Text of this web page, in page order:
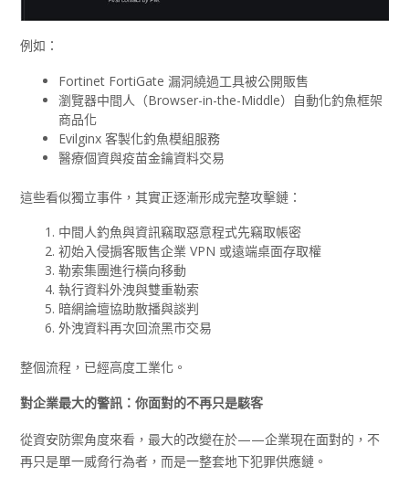
例如：
Fortinet FortiGate 漏洞繞過工具被公開販售
瀏覽器中間人（Browser-in-the-Middle）自動化釣魚框架
商品化
Evilginx 客製化釣魚模組服務
醫療個資與疫苗金鑰資料交易
這些看似獨立事件，其實正逐漸形成完整攻擊鏈：
中間人釣魚與資訊竊取惡意程式先竊取帳密
初始入侵掮客販售企業 VPN 或遠端桌面存取權
勒索集團進行橫向移動
執行資料外洩與雙重勒索
暗網論壇協助散播與談判
外洩資料再次回流黑市交易
整個流程，已經高度工業化。
對企業最大的警訊：你面對的不再只是駭客
從資安防禦角度來看，最大的改變在於——企業現在面對的，不
再只是單一威脅行為者，而是一整套地下犯罪供應鏈。